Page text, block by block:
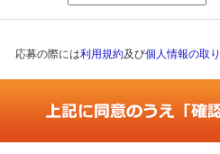
応募の際には利用規約及び個人情報の取